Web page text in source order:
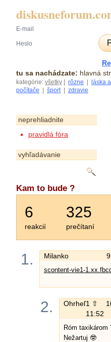
tu sa nachádzate: hlavná
kategórie: všetky rôzne láska
počítače
šport| zdravie
neprehliadnite
pravidlá fóra
vyhľadávanie
Kam to bude ?
6
reakcií
325
prečítaní
1. Milanko
scontent-vie1-
2. Ohrheľ1 ⇧
11:52
Róm taxikárom
Nežartuj 🤓